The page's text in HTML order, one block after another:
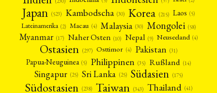
Japan (523) Kambodscha (30) Korea (215) Laos (5)
Lateinamerika (2) Macau (4) Malaysia (30) Mongolei (58)
Myanmar (17) Naher Osten (10) Nepal (9) Neuseeland (4)
Ostasien (297) Osttimor (4) Pakistan (31)
Papua-Neuguinea (5) Philippinen (35) Rußland (14)
Singapur (25) Sri Lanka (25) Südasien (175)
Südostasien (238) Taiwan (343) Thailand (41)